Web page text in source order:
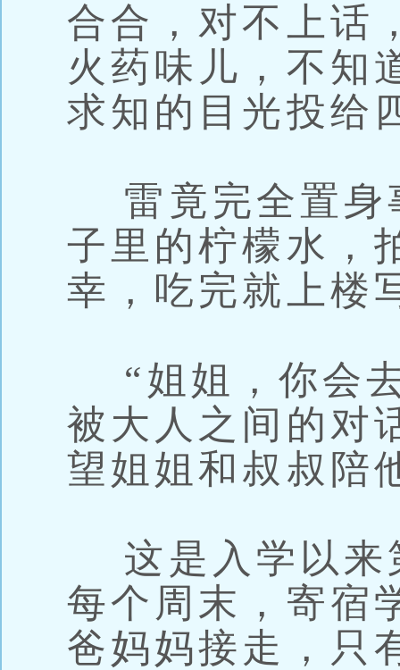
合合，对不上话
火药味儿，不知
求知的目光投给
雷竟完全置身
子里的柠檬水，
幸，吃完就上楼
“姐姐，你会
被大人之间的对
望姐姐和叔叔陪
这是入学以来
每个周末，寄宿
爸妈妈接走，只